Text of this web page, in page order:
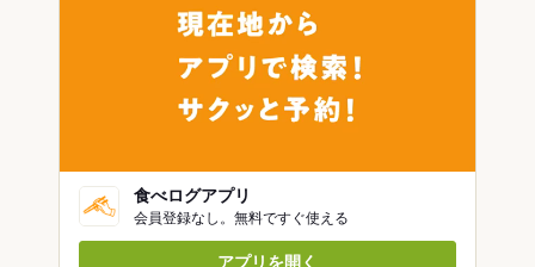
食べログアプリ
会員登録なし。無料ですぐ使える
アプリを開く